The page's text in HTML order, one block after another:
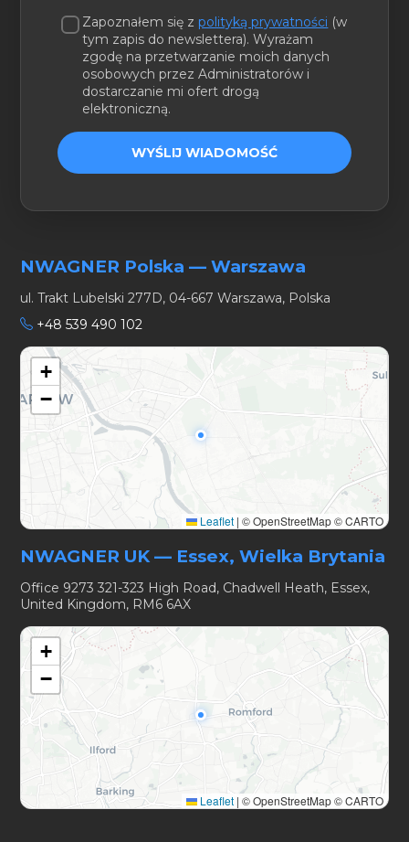
Zapoznałem się zpolityką prywatności (w
tym zapis do newslettera). Wyrażam
zgodę na przetwarzanie moich danych
osobowych przez Administratorów i
dostarczanie mi ofert drogą
elektroniczną.
WYŚLIJ WIADOMOŚĆ
NWAGNER Polska — Warszawa
ul. Trakt Lubelski 277D, 04-667 Warszawa, Polska
+48 539 490 102
+
−
Leaflet | © OpenStreetMap © CARTO
NWAGNER UK — Essex, Wielka Brytania
Office 9273 321-323 High Road, Chadwell Heath, Essex,
United Kingdom, RM6 6AX
+
−
Leaflet | © OpenStreetMap © CARTO